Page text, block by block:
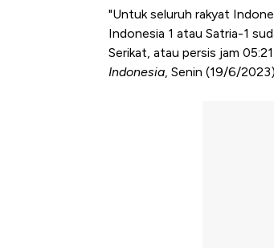
"Untuk seluruh rakyat
Indonesia 1 atau Satria-1
Serikat, atau persis jam
Indonesia, Senin (19/6/